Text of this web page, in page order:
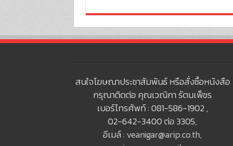
สนใจโฆษณาประชาสัมพันธ์ หรือสั่งซื้อหนังสือ
กรุณาติดต่อ คุณเวณิกา รัตนเพ็ชร
เบอร์โทรศัพท์ : 081-586-1902 ,
02-642-3400 ต่อ 3305,
อีเมล์ : veanigar@arip.co.th,